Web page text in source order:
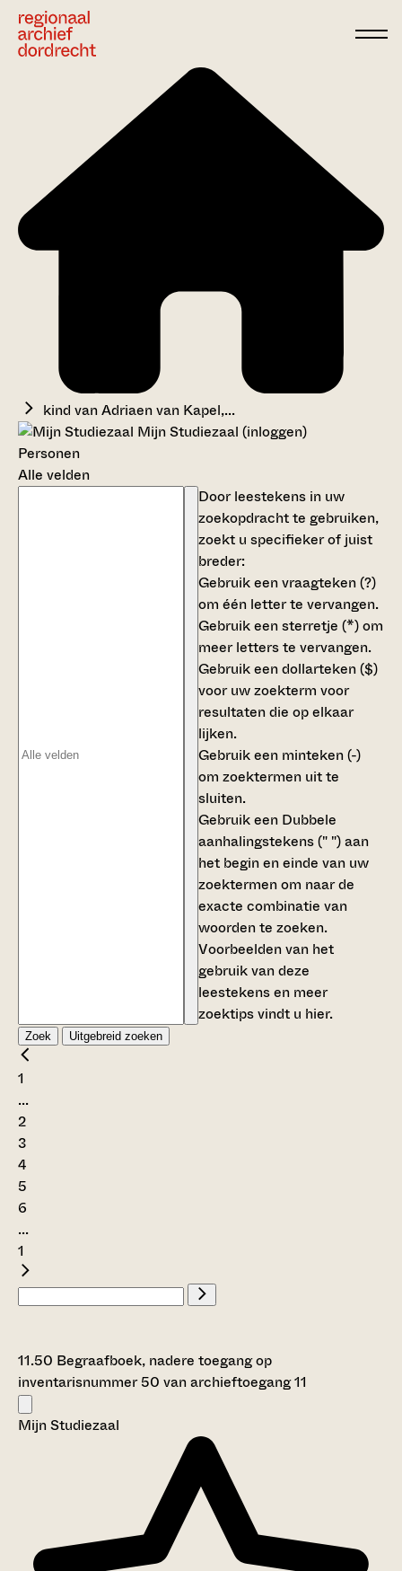
kind van Adriaen van Kapel,...
Mijn Studiezaal (inloggen)
Personen
Alle velden
Door leestekens in uw
zoekopdracht te gebruiken,
zoekt u specifieker of juist
breder:
Gebruik eenvraagteken (?)
om één letter te vervangen.
Gebruik eensterretje (*)om
meer letters te vervangen.
Gebruik eendollarteken ($)
voor uw zoekterm voor
resultaten die op elkaar
lijken.
Gebruik een minteken (-)
om zoektermen uit te
sluiten.
Gebruik een Dubbele
aanhalingstekens (" ")aan
het begin en einde van uw
zoektermen om naar de
exacte combinatie van
woorden te zoeken.
Voorbeelden van het
gebruik van deze
leestekens en meer
zoektips vindt u hier.
Zoek Uitgebreid zoeken
1
...
2
3
4
5
6
...
1
11.50 Begraafboek, nadere toegang op
inventarisnummer 50 van archieftoegang 11
Mijn Studiezaal